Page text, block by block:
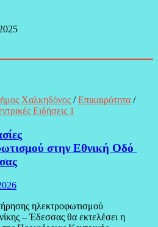
Χαλκηδόνος /Επικαιρότητα /
Ειδήσεις 1
στην Εθνική Οδό
ηλεκτροφωτισμού
– Έδεσσας θα εκτελέσει η